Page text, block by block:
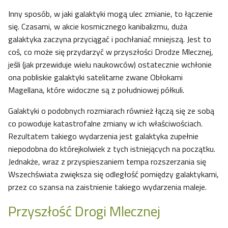
Inny sposób, w jaki galaktyki mogą ulec zmianie, to łączenie
się. Czasami, w akcie kosmicznego kanibalizmu, duża
galaktyka zaczyna przyciągać i pochłaniać mniejszą. Jest to
coś, co może się przydarzyć w przyszłości Drodze Mlecznej,
jeśli (jak przewiduje wielu naukowców) ostatecznie wchłonie
ona pobliskie galaktyki satelitarne zwane Obłokami
Magellana, które widoczne są z południowej półkuli.
Galaktyki o podobnych rozmiarach również łączą się ze sobą
co powoduje katastrofalne zmiany w ich właściwościach.
Rezultatem takiego wydarzenia jest galaktyka zupełnie
niepodobna do którejkolwiek z tych istniejących na początku.
Jednakże, wraz z przyspieszaniem tempa rozszerzania się
Wszechświata zwiększa się odległość pomiędzy galaktykami,
przez co szansa na zaistnienie takiego wydarzenia maleje.
Przyszłość Drogi Mlecznej